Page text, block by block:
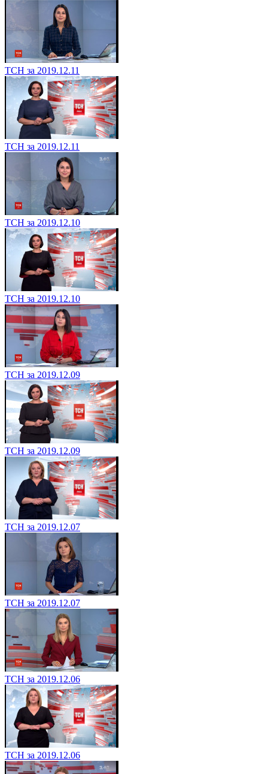
ТСН за 2019.12.11
ТСН за 2019.12.11
ТСН за 2019.12.10
ТСН за 2019.12.10
ТСН за 2019.12.09
ТСН за 2019.12.09
ТСН за 2019.12.07
ТСН за 2019.12.07
ТСН за 2019.12.06
ТСН за 2019.12.06